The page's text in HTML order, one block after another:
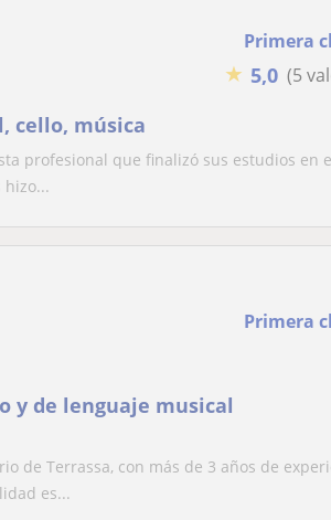
Primera
★ 5,0 (5
cello, música
profesional que finalizó sus estudios en
hizo...
Primera
y de lenguaje musical
de Terrassa, con más de 3 años de
es...